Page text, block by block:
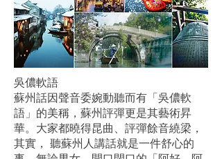
吳儂軟語
蘇州話因聲音委婉動聽而有「吳儂軟
語」的美稱，蘇州評彈更是其藝術昇
華。大家都曉得昆曲、評彈餘音繞梁，
其實， 聽蘇州人講話就是一件舒心的